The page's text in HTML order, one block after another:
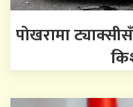
पोखरामा